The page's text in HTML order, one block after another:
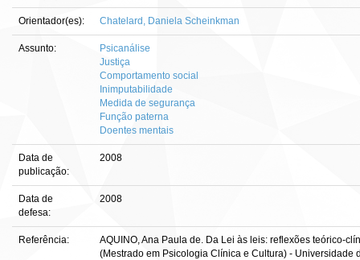
Orientador(es): Chatelard, Daniela Scheinkman
Assunto:
Psicanálise
Justiça
Comportamento social
Inimputabilidade
Medida de segurança
Função paterna
Doentes mentais
Data de
publicação:
2008
Data de
defesa:
2008
Referência:
AQUINO, Ana Paula de. Da Lei às leis: reflexões teórico-
(Mestrado em Psicologia Clínica e Cultura) - Universidade